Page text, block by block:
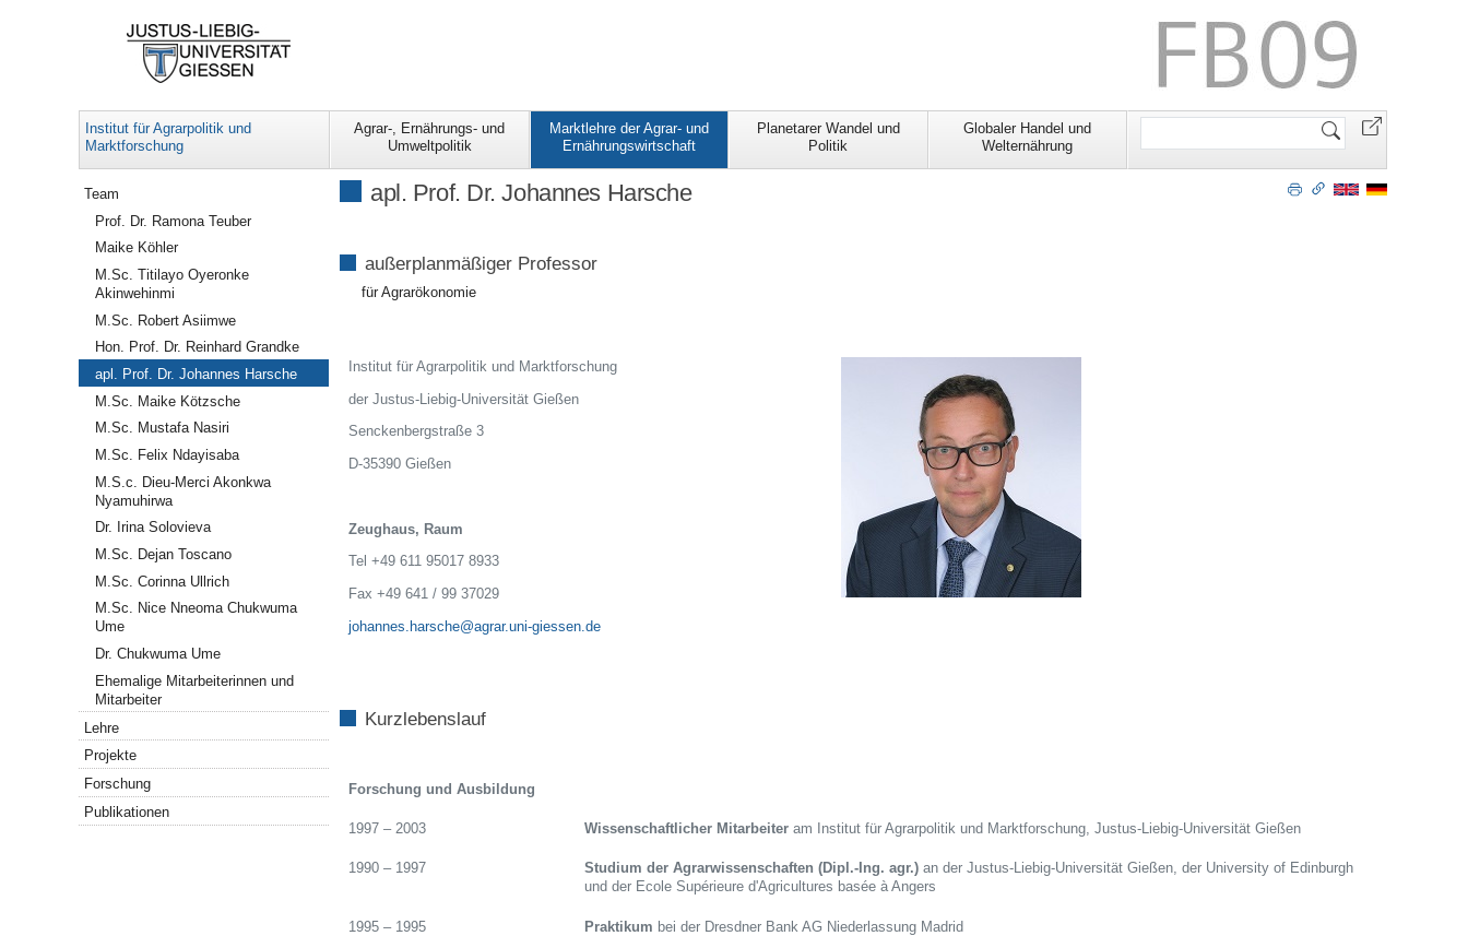
Institut für Agrarpolitik und
Marktforschung
Agrar-, Ernährungs- und
Umweltpolitik
Marktlehre der Agrar- und
Ernährungswirtschaft
Planetarer Wandel und
Politik
Globaler Handel und
Welternährung
Website
apl. Prof. Dr. Johannes Harsche
außerplanmäßiger Professor
für Agrarökonomie
Institut für Agrarpolitik und Marktforschung
der Justus-Liebig-Universität Gießen
Senckenbergstraße 3
D-35390 Gießen
Zeughaus, Raum
Tel +49 611 95017 8933
Fax +49 641 / 99 37029
johannes.harsche@agrar.uni-giessen.de
Kurzlebenslauf
Forschung und Ausbildung
1997 – 2003 Wissenschaftlicher Mitarbeiter am Institut für Agrarpolitik und Marktforschung, Justus-Liebig-Universität Gießen
1990 – 1997 Studium der Agrarwissenschaften (Dipl.-Ing. agr.) an der Justus-Liebig-Universität Gießen, der University of Edinburgh
und der Ecole Supérieure d'Agricultures basée à Angers
1995 – 1995 Praktikum bei der Dresdner Bank AG Niederlassung Madrid
Navigation
Team
Prof. Dr. Ramona Teuber
Maike Köhler
M.Sc. Titilayo Oyeronke
Akinwehinmi
M.Sc. Robert Asiimwe
Hon. Prof. Dr. Reinhard Grandke
apl. Prof. Dr. Johannes Harsche
M.Sc. Maike Kötzsche
M.Sc. Mustafa Nasiri
M.Sc. Felix Ndayisaba
M.S.c. Dieu-Merci Akonkwa
Nyamuhirwa
Dr. Irina Solovieva
M.Sc. Dejan Toscano
M.Sc. Corinna Ullrich
M.Sc. Nice Nneoma Chukwuma
Ume
Dr. Chukwuma Ume
Ehemalige Mitarbeiterinnen und
Mitarbeiter
Lehre
Projekte
Forschung
Publikationen